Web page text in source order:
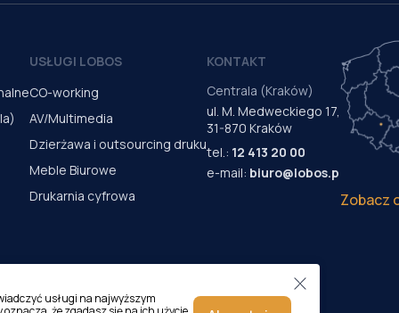
USŁUGI LOBOS
CO-working
AV/Multimedia
Dzierżawa i outsourcing druku
Meble Biurowe
Drukarnia cyfrowa
KONTAKT
Centrala (Kraków)
ul. M. Medweckiego 17,
31-870 Kraków
tel.: 12 413 20 00
e-mail: biuro@lobos.pl
Zobacz
usługi na najwyższym